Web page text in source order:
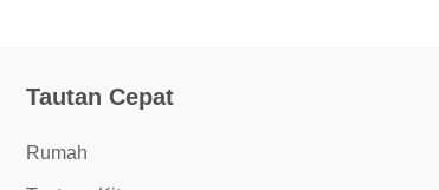
Tautan Cepat
Rumah